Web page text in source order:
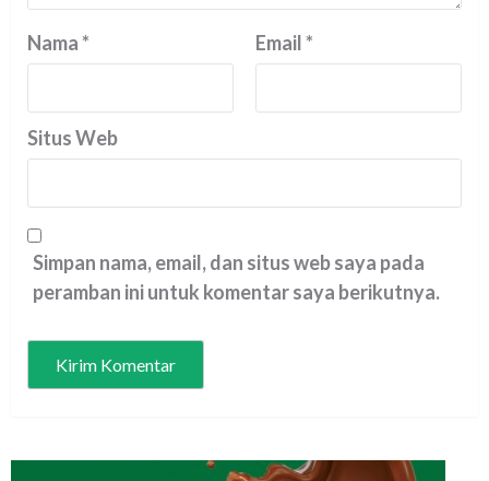
Nama* Email*
Situs Web
Simpan nama, email, dan situs web saya pada
peramban ini untuk komentar saya berikutnya.